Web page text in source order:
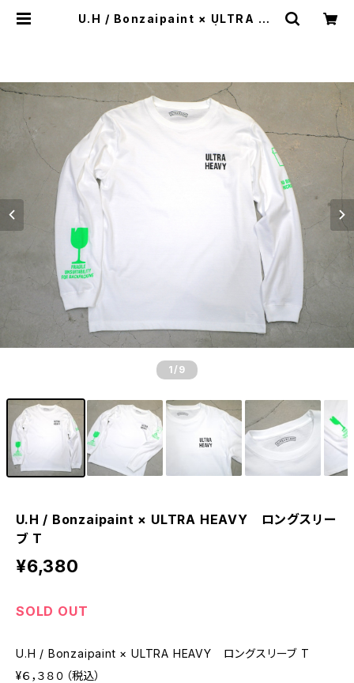
U.H / Bonzaipaint × ULTRA HE
1 /9
U.H / Bonzaipaint × ULTRA HEAVY ロングスリー
ブ T
¥6,380
SOLD OUT
U.H / Bonzaipaint × ULTRA HEAVY ロングスリーブ T
¥６，３８０（税込）